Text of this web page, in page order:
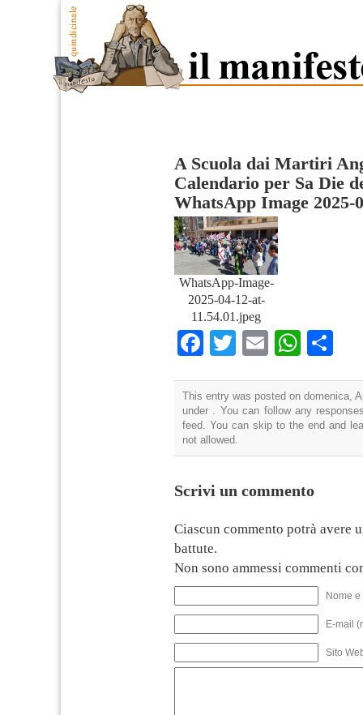
A Scuola dai Martiri
Calendario per Sa Die
WhatsApp Image 2025-
WhatsApp-Image-
2025-04-12-at-
11.54.01.jpeg
Facebook
TwitterEmail
This entry was posted on domenica,
under . You can follow any
feed. You can skip to the end and
not allowed.
Scrivi un commento
Ciascun commento potrà avere
battute.
Non sono ammessi commenti
Nome
E-mail
Sito